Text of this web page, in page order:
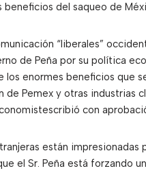
beneficios del saqueo de
“liberales”
de Peña por su política
los enormes beneficios que
Pemex y otras industrias
con
están impresionadas
el Sr. Peña está forzando